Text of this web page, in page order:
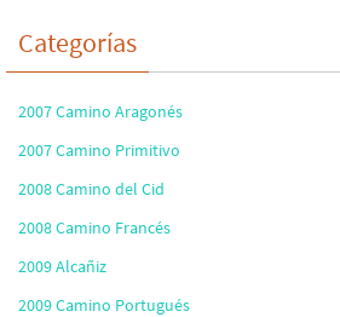
Categorías
2007 Camino Aragonés
2007 Camino Primitivo
2008 Camino del Cid
2008 Camino Francés
2009 Alcañiz
2009 Camino Portugués